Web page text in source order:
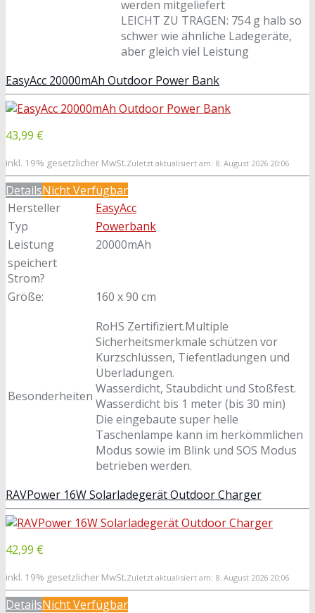
werden mitgeliefert
LEICHT ZU TRAGEN: 754 g halb so
schwer wie ähnliche Ladegeräte,
aber gleich viel Leistung
EasyAcc 20000mAh Outdoor Power Bank
43,99 €
inkl. 19% gesetzlicher MwSt.Zuletzt aktualisiert am: 8. August 2026 20:06
DetailsNicht Verfügbar
Hersteller
EasyAcc
Typ
Powerbank
Leistung
20000mAh
speichert
Strom?
Größe:
160 x 90 cm
Besonderheiten
RoHS Zertifiziert.Multiple
Sicherheitsmerkmale schützen vor
Kurzschlüssen, Tiefentladungen und
Überladungen.
Wasserdicht, Staubdicht und Stoßfest.
Wasserdicht bis 1 meter (bis 30 min)
Die eingebaute super helle
Taschenlampe kann im herkömmlichen
Modus sowie im Blink und SOS Modus
betrieben werden.
RAVPower 16W Solarladegerät Outdoor Charger
42,99 €
inkl. 19% gesetzlicher MwSt.Zuletzt aktualisiert am: 8. August 2026 20:06
DetailsNicht Verfügbar